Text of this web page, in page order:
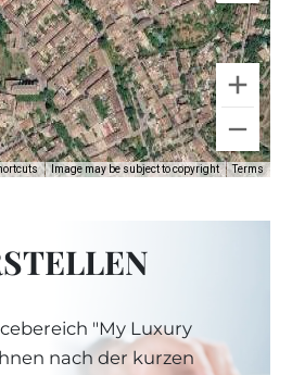
Image may be subject to copyright Terms
"My Luxury
nach der kurzen